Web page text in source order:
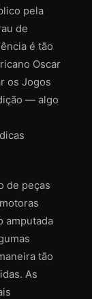
pela
de
é tão
Oscar
os Jogos
— algo
de peças
amputada
tão
As